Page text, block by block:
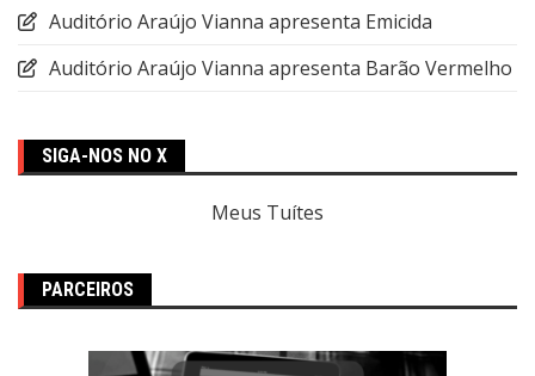
Auditório Araújo Vianna apresenta Emicida
Auditório Araújo Vianna apresenta Barão Vermelho
SIGA-NOS NO X
Meus Tuítes
PARCEIROS